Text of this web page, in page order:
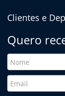
Clientes e
Quero